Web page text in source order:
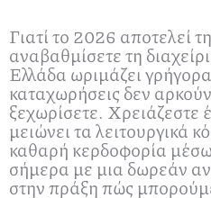
Γιατί το 2026 αποτελεί
αναβαθμίσετε τη
Ελλάδα ωριμάζει
καταχωρήσεις δεν
ξεχωρίσετε. Χρειάζεστε
μειώνει τα λειτουργικά
καθαρή κερδοφορία
σήμερα με μια δωρεάν
στην πράξη πώς